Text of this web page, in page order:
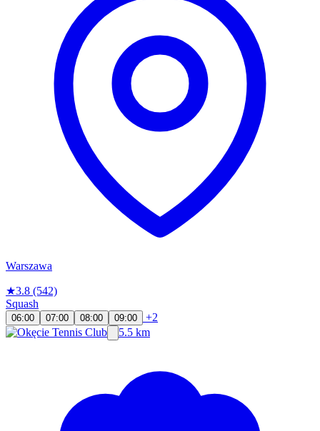
Warszawa
★3.8 (542)
Squash
06:00 07:00 08:00 09:00
+2
5.5 km